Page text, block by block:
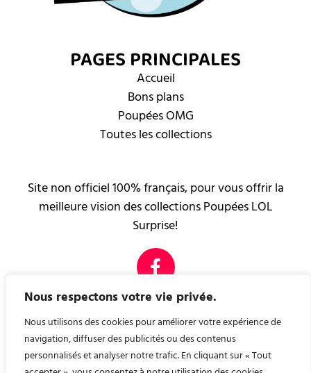
Nous respectons votre vie privée.
Nous utilisons des cookies pour améliorer votre expérience de
navigation, diffuser des publicités ou des contenus
personnalisés et analyser notre trafic. En cliquant sur « Tout
PAGES PRINCIPALES
Accueil
Bons plans
Poupées OMG
Toutes les collections
Site non officiel 100% français, pour vous offrir la
meilleure vision des collections Poupées LOL
Surprise!
PAGES LÉGALES
Mentions légales
Contact